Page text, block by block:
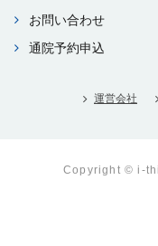
お問い合わせ
通院予約申込
運営会社
Copyright © i-